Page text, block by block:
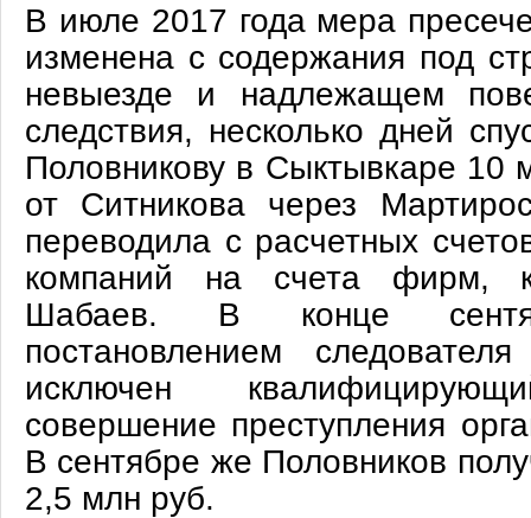
В июле 2017 года мера
изменена с содержания под
невыезде и надлежащем
следствия, несколько дней
Половникову в Сыктывкаре 10
от Ситникова через
переводила с расчетных
компаний на счета фирм,
Шабаев. В конце
постановлением
исключен
совершение преступления
В сентябре же Половников
2,5 млн руб.